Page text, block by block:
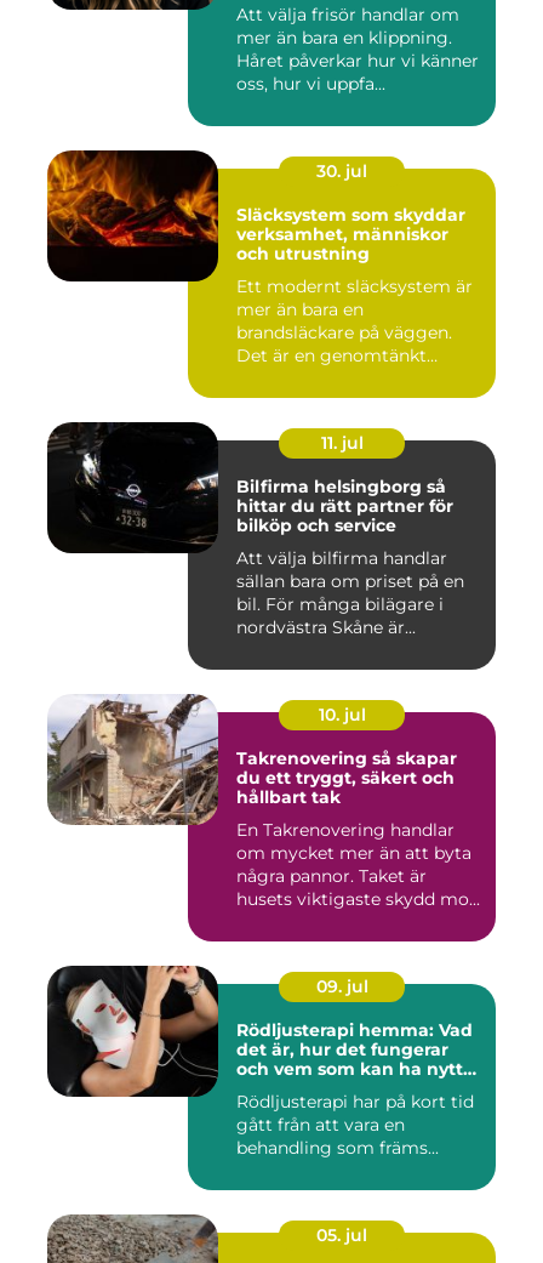
Att välja frisör handlar om
mer än bara en klippning.
Håret påverkar hur vi känner
oss, hur vi uppfa...
30. jul
Släcksystem som skyddar
verksamhet, människor
och utrustning
Ett modernt släcksystem är
mer än bara en
brandsläckare på väggen.
Det är en genomtänkt
11. jul
Bilfirma helsingborg så
hittar du rätt partner för
bilköp och service
Att välja bilfirma handlar
sällan bara om priset på en
bil. För många bilägare i
nordvästra Skåne är...
10. jul
Takrenovering så skapar
du ett tryggt, säkert och
hållbart tak
En Takrenovering handlar
om mycket mer än att byta
några pannor. Taket är
husets viktigaste skydd mo...
09. jul
Rödljusterapi hemma: Vad
det är, hur det fungerar
och vem som kan ha nytta
Rödljusterapi har på kort tid
gått från att vara en
behandling som främs...
05. jul